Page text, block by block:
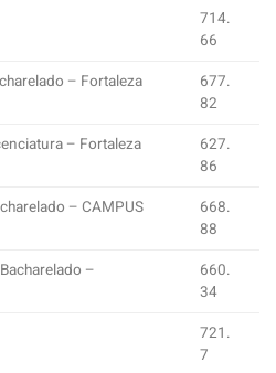
714.
66
– Fortaleza
677.
82
– Fortaleza
627.
86
– CAMPUS
668.
88
–
660.
34
721.
7